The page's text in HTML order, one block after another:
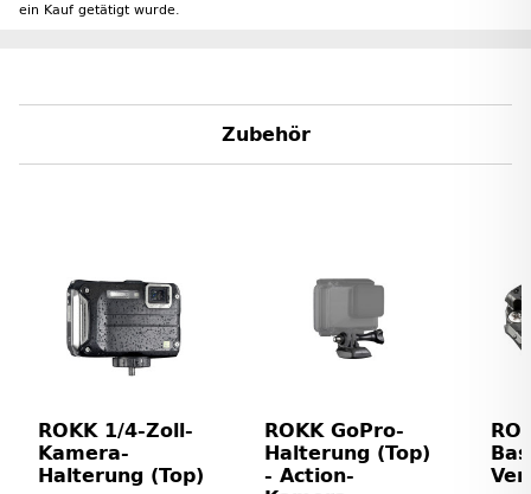
ein Kauf getätigt wurde.
Zubehör
ROKK 1/4-Zoll-
Kamera-
Halterung (Top)
ROKK GoPro-
Halterung (Top)
- Action-